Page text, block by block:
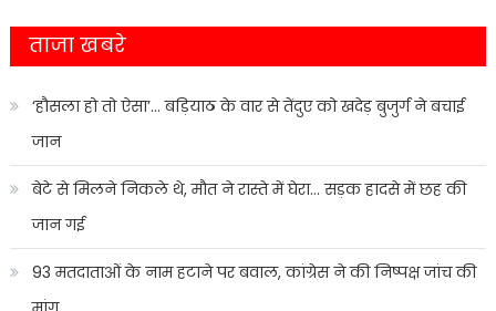
ताजा खबरे
‘हौसला हो तो ऐसा’… बड़ियाठ के वार से तेंदुए को खदेड़ बुजुर्ग ने बचाई
जान
बेटे से मिलने निकले थे, मौत ने रास्ते में घेरा… सड़क हादसे में छह की
जान गई
93 मतदाताओं के नाम हटाने पर बवाल, कांग्रेस ने की निष्पक्ष जांच की